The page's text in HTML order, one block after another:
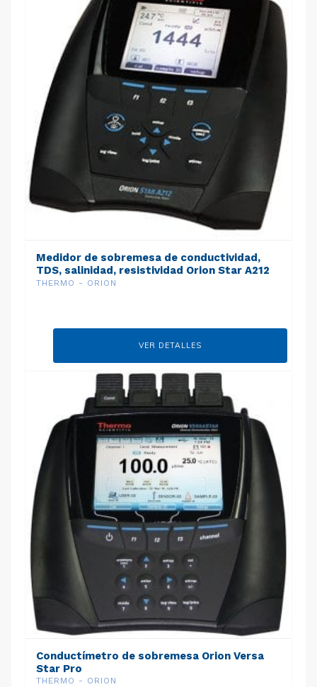
Medidor de sobremesa de conductividad,
TDS, salinidad, resistividad Orion Star A212
con soporte
THERMO - ORION
VER DETALLES
Conductímetro de sobremesa Orion Versa
Star Pro
THERMO - ORION